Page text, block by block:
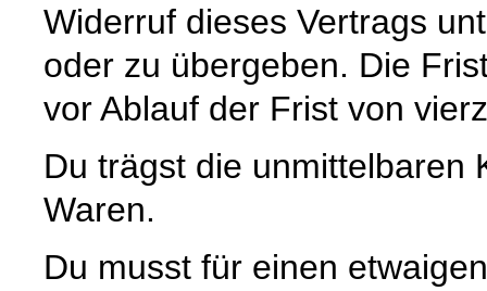
Widerruf dieses Vertrags
oder zu übergeben. Die
vor Ablauf der Frist von
Du trägst die unmittelbaren
Waren.
Du musst für einen